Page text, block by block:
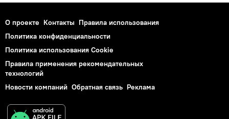
О проекте Контакты Правила использования
Политика конфиденциальности
Политика использования Cookie
Правила применения рекомендательных
технологий
Новости компаний Обратная связь Реклама